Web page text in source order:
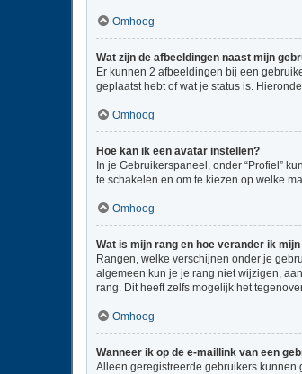
Omhoog
Wat zijn de afbeeldingen naast mijn
Er kunnen 2 afbeeldingen bij een
geplaatst hebt of wat je status is.
Omhoog
Hoe kan ik een avatar instellen?
In je Gebruikerspaneel, onder “Profiel”
te schakelen en om te kiezen op welke
Omhoog
Wat is mijn rang en hoe verander ik
Rangen, welke verschijnen onder je
algemeen kun je je rang niet wijzigen,
rang. Dit heeft zelfs mogelijk het
Omhoog
Wanneer ik op de e-maillink van een
Alleen geregistreerde gebruikers kunnen